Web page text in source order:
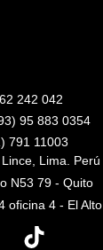
242 042
95 883 0354
791 11003
Lima. Perú
N53 79 - Quito
oficina 4 - El Alto